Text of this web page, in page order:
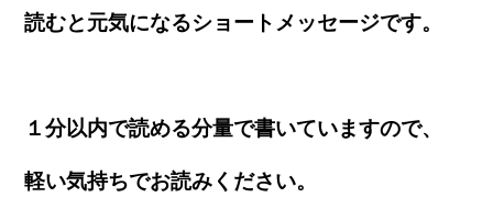
読むと元気になるショートメッセージです。
１分以内で読める分量で書いていますので、
軽い気持ちでお読みください。